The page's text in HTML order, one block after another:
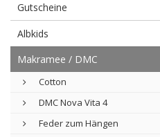
Gutscheine
Albkids
Makramee / DMC
Cotton
DMC Nova Vita 4
Feder zum Hängen